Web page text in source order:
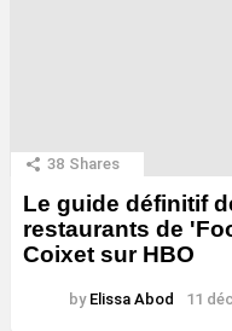
38 Shares
Le guide définitif
restaurants de
Coixet sur HBO
by Elissa Abod 11